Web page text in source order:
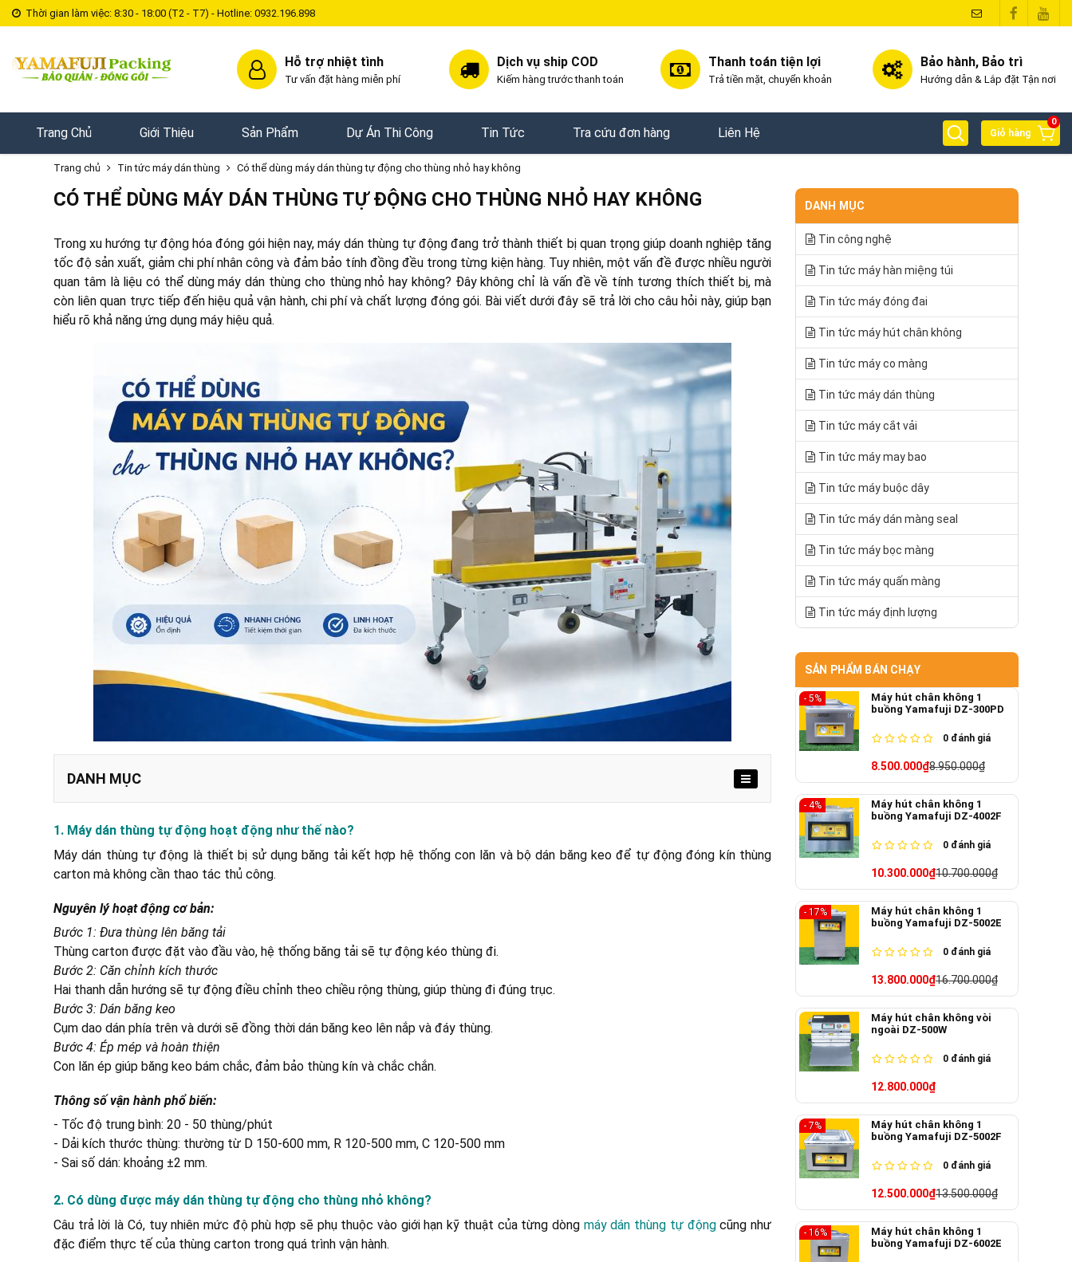
Thời gian làm việc: 8:30 - 18:00 (T2 - T7) - Hotline: 0932.196.898
Hỗ trợ nhiệt tình
Tư vấn đặt hàng miễn phí
Dịch vụ ship COD
Kiếm hàng trước thanh toán
Thanh toán tiện lợi
Trả tiền mặt, chuyển khoản
Bảo hành, Bảo trì
Hướng dẫn & Lắp đặt Tận nơi
Trang Chủ Giới Thiệu Sản Phẩm Dự Án Thi Công Tin Tức Tra cứu đơn hàng Liên Hệ
0
Giỏ hàng
Trang chủ Tin tức máy dán thùng Có thể dùng máy dán thùng tự động cho thùng nhỏ hay không
CÓ THỂ DÙNG MÁY DÁN THÙNG TỰ ĐỘNG CHO THÙNG NHỎ HAY KHÔNG
Trong xu hướng tự động hóa đóng gói hiện nay, máy dán thùng tự động đang trở thành thiết bị quan trọng giúp doanh nghiệp tăng
tốc độ sản xuất, giảm chi phí nhân công và đảm bảo tính đồng đều trong từng kiện hàng. Tuy nhiên, một vấn đề được nhiều người
quan tâm là liệu có thể dùng máy dán thùng cho thùng nhỏ hay không? Đây không chỉ là vấn đề về tính tương thích thiết bị, mà
còn liên quan trực tiếp đến hiệu quả vận hành, chi phí và chất lượng đóng gói. Bài viết dưới đây sẽ trả lời cho câu hỏi này, giúp bạn
hiểu rõ khả năng ứng dụng máy hiệu quả.
DANH MỤC
Thông số vận hành phổ biến:
a. Trường hợp có thể sử dụng
b. Trường hợp không phù hợp
a. Máy dán thùng tự động Yamafuji FX-AT5050D - 52.500.000 vnđ
b. Máy dán thùng carton tự động Yamafuji AS823A - 36.500.000 vnđ
c. Máy dán thùng tự động Yamafuji FX-AT5050 - 48.000.000 vnđ
1. Máy dán thùng tự động hoạt động như thế nào?
Máy dán thùng tự động là thiết bị sử dụng băng tải kết hợp hệ thống con lăn và bộ dán băng keo để tự động đóng kín thùng
carton mà không cần thao tác thủ công.
Nguyên lý hoạt động cơ bản:
Bước 1: Đưa thùng lên băng tải
Thùng carton được đặt vào đầu vào, hệ thống băng tải sẽ tự động kéo thùng đi.
Bước 2: Căn chỉnh kích thước
Hai thanh dẫn hướng sẽ tự động điều chỉnh theo chiều rộng thùng, giúp thùng đi đúng trục.
Bước 3: Dán băng keo
Cụm dao dán phía trên và dưới sẽ đồng thời dán băng keo lên nắp và đáy thùng.
Bước 4: Ép mép và hoàn thiện
Con lăn ép giúp băng keo bám chắc, đảm bảo thùng kín và chắc chắn.
Thông số vận hành phổ biến:
- Tốc độ trung bình: 20 - 50 thùng/phút
- Dải kích thước thùng: thường từ D 150-600 mm, R 120-500 mm, C 120-500 mm
- Sai số dán: khoảng ±2 mm.
2. Có dùng được máy dán thùng tự động cho thùng nhỏ không?
Câu trả lời là Có, tuy nhiên mức độ phù hợp sẽ phụ thuộc vào giới hạn kỹ thuật của từng dòng máy dán thùng tự độngcũng như
đặc điểm thực tế của thùng carton trong quá trình vận hành.
DANH MỤC
Tin công nghệ
Tin tức máy hàn miệng túi
Tin tức máy đóng đai
Tin tức máy hút chân không
Tin tức máy co màng
Tin tức máy dán thùng
Tin tức máy cắt vải
Tin tức máy may bao
Tin tức máy buộc dây
Tin tức máy dán màng seal
Tin tức máy bọc màng
Tin tức máy quấn màng
Tin tức máy định lượng
SẢN PHẨM BÁN CHẠY
- 5%
Máy hút chân không 1
buồng Yamafuji DZ-300PD
0 đánh giá
8.500.000₫8.950.000₫
- 4%
Máy hút chân không 1
buồng Yamafuji DZ-4002F
0 đánh giá
10.300.000₫10.700.000₫
- 17%
Máy hút chân không 1
buồng Yamafuji DZ-5002E
0 đánh giá
13.800.000₫16.700.000₫
Máy hút chân không vòi
ngoài DZ-500W
0 đánh giá
12.800.000₫
- 7%
Máy hút chân không 1
buồng Yamafuji DZ-5002F
0 đánh giá
12.500.000₫13.500.000₫
- 16%
Máy hút chân không 1
buồng Yamafuji DZ-6002E